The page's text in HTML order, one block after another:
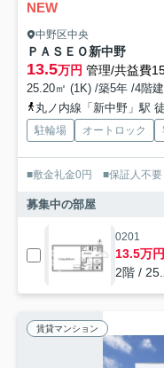
NEW
中野区中央
ＰＡＳＥＯ新中野
13.5万円 管理/共益費
25.20㎡ (1K) /築5年 /4階建
丸ノ内線「新中野」駅
駐輪場 オートロック
■敷金礼金0円 ■保証人不要
募集中の部屋
0201
13.5万円
2階 /
賃貸マンション